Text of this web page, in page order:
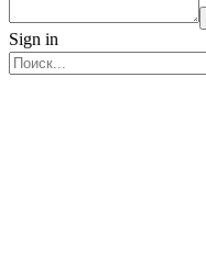
Sign in